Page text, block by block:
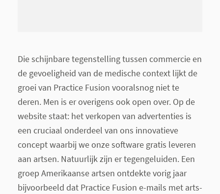
Die schijnbare tegenstelling tussen commercie en
de gevoeligheid van de medische context lijkt de
groei van Practice Fusion vooralsnog niet te
deren. Men is er overigens ook open over. Op de
website staat: het verkopen van advertenties is
een cruciaal onderdeel van ons innovatieve
concept waarbij we onze software gratis leveren
aan artsen. Natuurlijk zijn er tegengeluiden. Een
groep Amerikaanse artsen ontdekte vorig jaar
bijvoorbeeld dat Practice Fusion e-mails met arts-